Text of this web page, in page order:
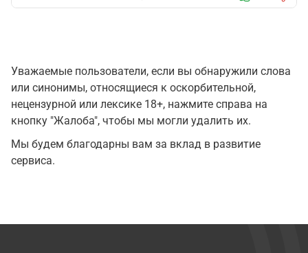
Уважаемые пользователи, если вы обнаружили слова
или синонимы, относящиеся к оскорбительной,
нецензурной или лексике 18+, нажмите справа на
кнопку "Жалоба", чтобы мы могли удалить их.
Мы будем благодарны вам за вклад в развитие
сервиса.